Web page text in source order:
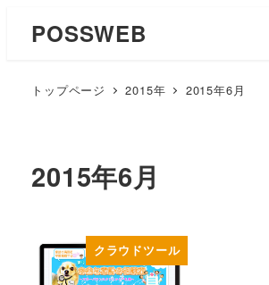
POSSWEB
トップページ 2015年 2015年6月
2015年6月
クラウドツール